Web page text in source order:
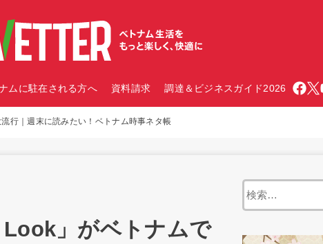
ムに駐在される方へ 資料請求 調達＆ビジネスガイド2026
行｜週末に読みたい！ベトナム時事ネタ帳
」がベトナムで